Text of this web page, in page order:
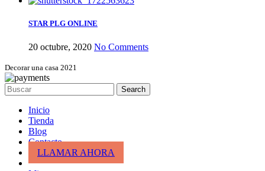
STAR PLG ONLINE
20 octubre, 2020 No Comments
Decorar una casa 2021
Search
Inicio
Tienda
Blog
Contacto
LLAMAR AHORA